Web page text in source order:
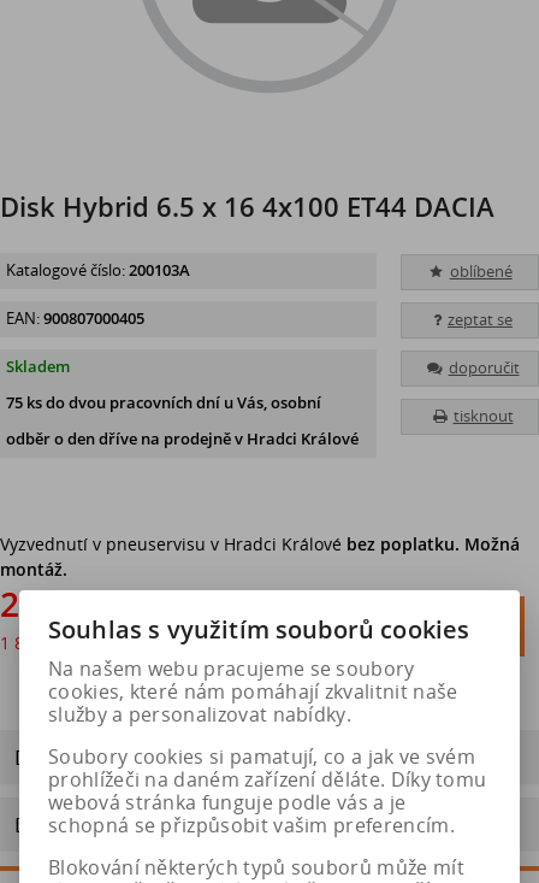
Disk Hybrid 6.5 x 16 4x100 ET44 DACIA
oblíbené
zeptat se
doporučit
tisknout
Katalogové číslo:200103A
EAN:900807000405
Skladem
75 ksdo dvou pracovních dní u Vás, osobní
odběr o den dříve na prodejně v Hradci Králové
Vyzvednutí v pneuservisu v Hradci Králové bez poplatku. Možná
montáž.
2 214 Kč
1 830 Kčbez DPH

Do košíku
Dotaz na výrobek
Doporučit výrobek
Souhlas s využitím souborů cookies
Na našem webu pracujeme se soubory
cookies, které nám pomáhají zkvalitnit naše
služby a personalizovat nabídky.
Soubory cookies si pamatují, co a jak ve svém
prohlížeči na daném zařízení děláte. Díky tomu
webová stránka funguje podle vás a je
schopná se přizpůsobit vašim preferencím.
Blokování některých typů souborů může mít